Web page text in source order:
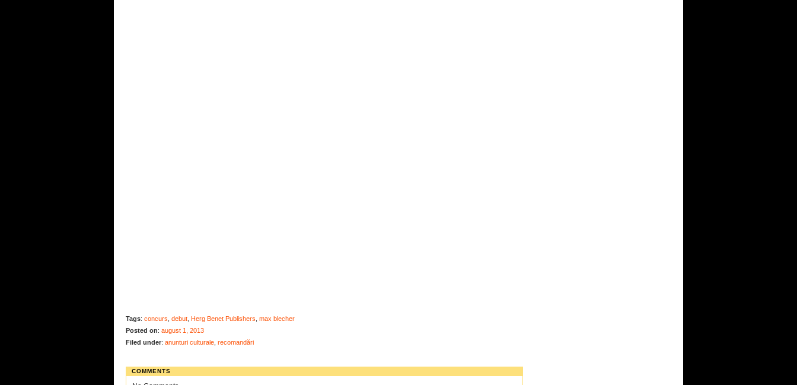
Tags: concurs debut Herg Benet Publishers max blecher
Posted on: august 1, 2013
Filed under: anunturi culturale recomandări
COMMENTS